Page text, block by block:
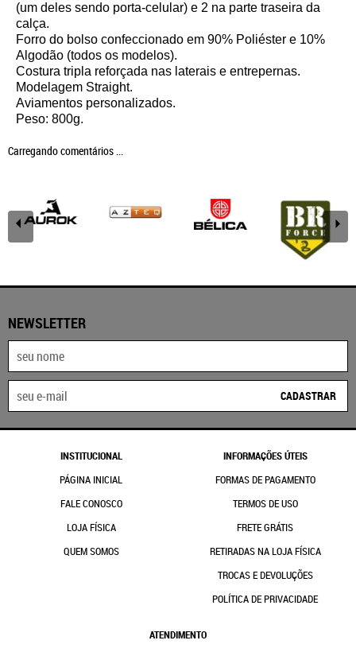
(um deles sendo porta-celular) e 2 na parte traseira da
calça.
Forro do bolso confeccionado em 90% Poliéster e 10%
Algodão (todos os modelos).
Costura tripla reforçada nas laterais e entrepernas.
Modelagem Straight.
Aviamentos personalizados.
Peso: 800g.
Carregando comentários ...
NEWSLETTER
CADASTRAR
INSTITUCIONAL
PÁGINA INICIAL
FALE CONOSCO
LOJA FÍSICA
QUEM SOMOS
INFORMAÇÕES ÚTEIS
FORMAS DE PAGAMENTO
TERMOS DE USO
FRETE GRÁTIS
RETIRADAS NA LOJA FÍSICA
TROCAS E DEVOLUÇÕES
POLÍTICA DE PRIVACIDADE
ATENDIMENTO